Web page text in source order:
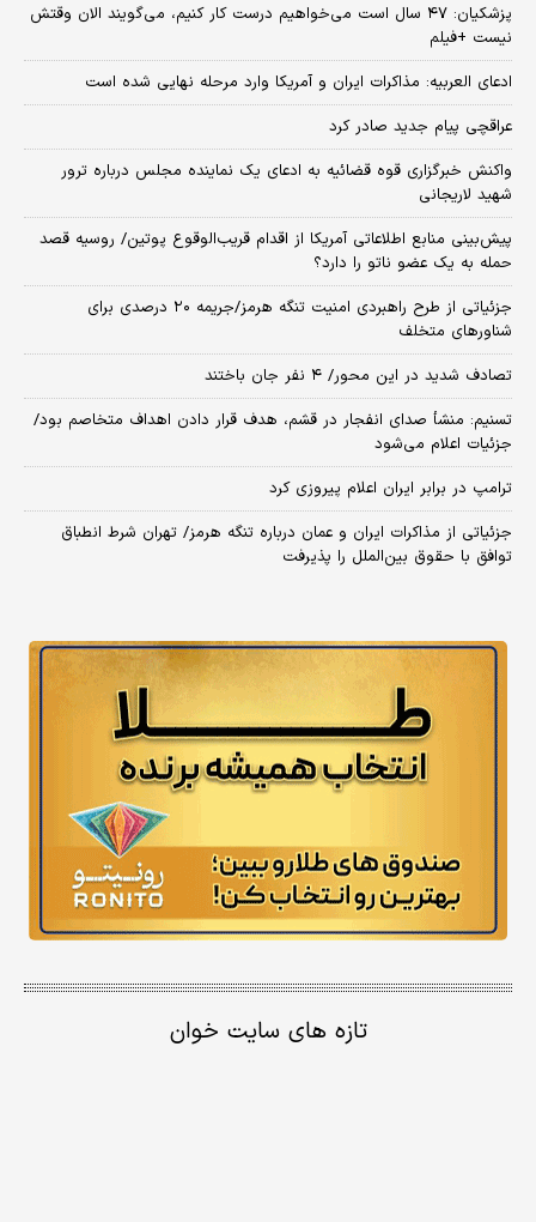
پزشکیان: ۴۷ سال است می‌خواهیم درست کار کنیم، می‌گویند الان وقتش
نیست +فیلم
ادعای العربیه: مذاکرات ایران و آمریکا وارد مرحله نهایی شده است
عراقچی پیام جدید صادر کرد
واکنش خبرگزاری قوه قضائیه به ادعای یک نماینده مجلس درباره ترور
شهید لاریجانی
پیش‌بینی منابع اطلاعاتی آمریکا از اقدام قریب‌الوقوع پوتین/ روسیه قصد
حمله به یک عضو ناتو را دارد؟
جزئیاتی از طرح راهبردی امنیت تنگه هرمز/جریمه ۲۰ درصدی برای
شناورهای متخلف
تصادف شدید در این محور/ ۴ نفر جان باختند
تسنیم: منشأ صدای انفجار در قشم، هدف قرار دادن اهداف متخاصم بود/
جزئیات اعلام می‌شود
ترامپ در برابر ایران اعلام پیروزی کرد
جزئیاتی از مذاکرات ایران و عمان درباره تنگه هرمز/ تهران شرط انطباق
توافق با حقوق بین‌الملل را پذیرفت
تازه های سایت خوان